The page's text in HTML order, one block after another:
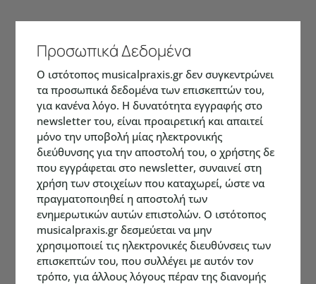
Προσωπικά Δεδομένα
Ο ιστότοπος musicalpraxis.gr δεν συγκεντρώνει
τα προσωπικά δεδομένα των επισκεπτών του,
για κανένα λόγο. Η δυνατότητα εγγραφής στο
newsletter του, είναι προαιρετική και απαιτεί
μόνο την υποβολή μίας ηλεκτρονικής
διεύθυνσης για την αποστολή του, ο χρήστης δε
που εγγράφεται στο newsletter, συναινεί στη
χρήση των στοιχείων που καταχωρεί, ώστε να
πραγματοποιηθεί η αποστολή των
ενημερωτικών αυτών επιστολών. Ο ιστότοπος
musicalpraxis.gr δεσμεύεται να μην
χρησιμοποιεί τις ηλεκτρονικές διευθύνσεις των
επισκεπτών του, που συλλέγει με αυτόν τον
τρόπο, για άλλους λόγους πέραν της διανομής